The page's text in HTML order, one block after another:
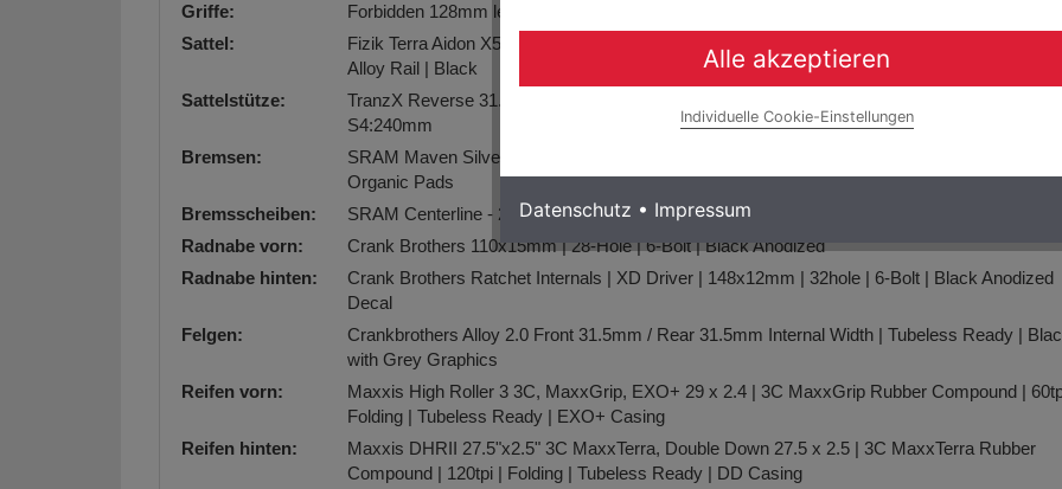
Griffe:
Forbidden 128mm length | Single Sided Lock-On | Black
Sattel:
Fizik Terra Aidon X5 145mm Width | X5: Ride-Compliant Fiber Reinforced Nylon Shell And S-
Alloy Rail | Black
Sattelstütze:
TranzX Reverse 31.6mm | Size Specific Travel S1:160mm / S2:180mm / S3:210mm /
S4:240mm
Bremsen:
SRAM Maven Silver 4-Piston Stealth Body | SwingLink | Reach & Contact Adjustment |
Organic Pads
Bremsscheiben:
SRAM Centerline - 200mm 6-Bolt | 2.0mm Thickness
Radnabe vorn:
Crank Brothers 110x15mm | 28-Hole | 6-Bolt | Black Anodized
Radnabe hinten:
Crank Brothers Ratchet Internals | XD Driver | 148x12mm | 32hole | 6-Bolt | Black Anodized
Decal
Felgen:
Crankbrothers Alloy 2.0 Front 31.5mm / Rear 31.5mm Internal Width | Tubeless Ready |
with Grey Graphics
Reifen vorn:
Maxxis High Roller 3 3C, MaxxGrip, EXO+ 29 x 2.4 | 3C MaxxGrip Rubber Compound |
Folding | Tubeless Ready | EXO+ Casing
Reifen hinten:
Maxxis DHRII 27.5"x2.5" 3C MaxxTerra, Double Down 27.5 x 2.5 | 3C MaxxTerra Rubber
Compound | 120tpi | Folding | Tubeless Ready | DD Casing
Alle akzeptieren
Individuelle Cookie-Einstellungen
Datenschutz • Impressum